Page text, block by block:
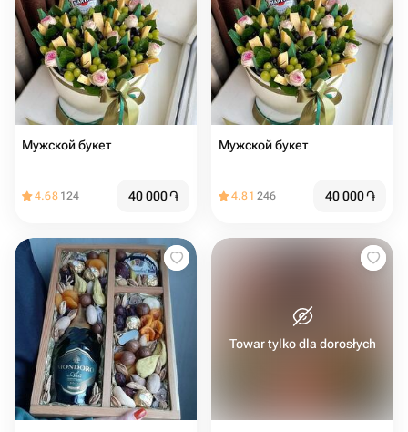
Мужской букет
4.68 124 40 000֏
Мужской букет
4.81 246 40 000֏
Towar tylko dla dorosłych